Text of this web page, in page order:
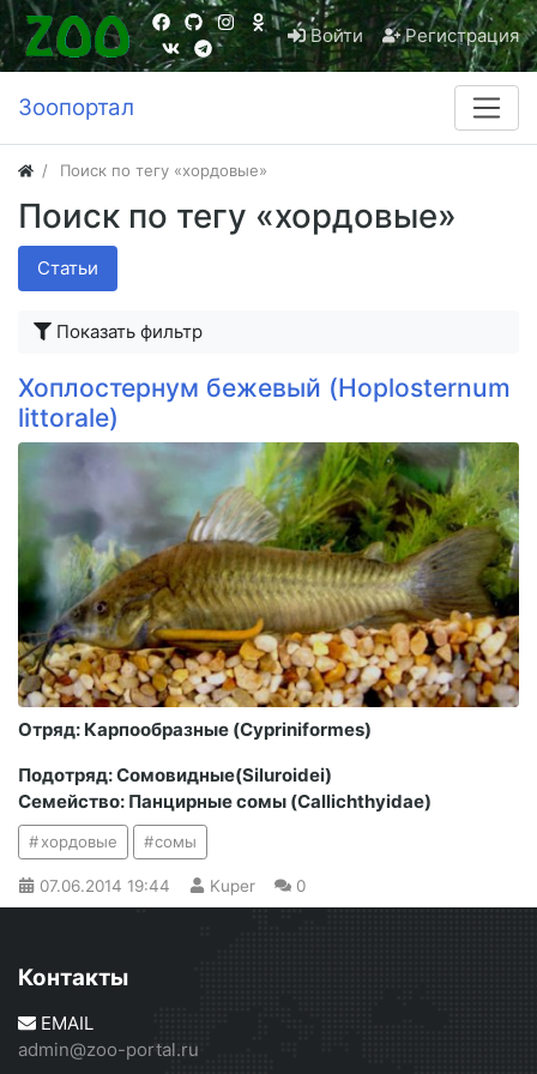
Войти Регистрация
Зоопортал
Поиск по тегу «хордовые»
Поиск по тегу «хордовые»
Статьи
Показать фильтр
Хоплостернум бежевый (Hoplosternum
littorale)
Отряд: Карпообразные (Cypriniformes)
Подотряд: Сомовидные(Siluroidei)
Семейство: Панцирные сомы (Callichthyidae)
хордовые сомы
07.06.2014 19:44 Kuper 0
Контакты
EMAIL
admin@zoo-portal.ru